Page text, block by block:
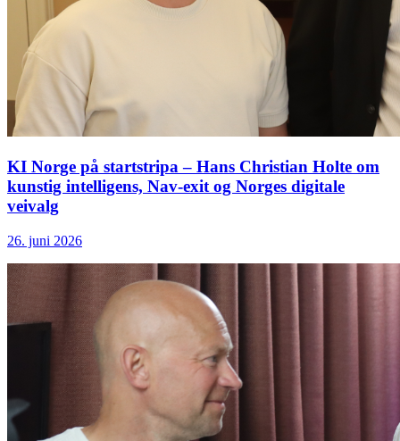
KI Norge på startstripa – Hans Christian Holte om
kunstig intelligens, Nav-exit og Norges digitale
veivalg
26. juni 2026